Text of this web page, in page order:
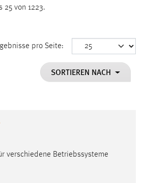
25 von 1223.
pro Seite:
SORTIEREN NACH
verschiedene Betriebssysteme
die ausgewählten Einverständnis-